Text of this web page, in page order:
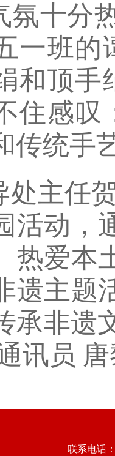
氛十分
一班的
和顶手
住感叹
传统手
处主任
活动，
热爱本
遗主题
承非遗
讯员
联系电话